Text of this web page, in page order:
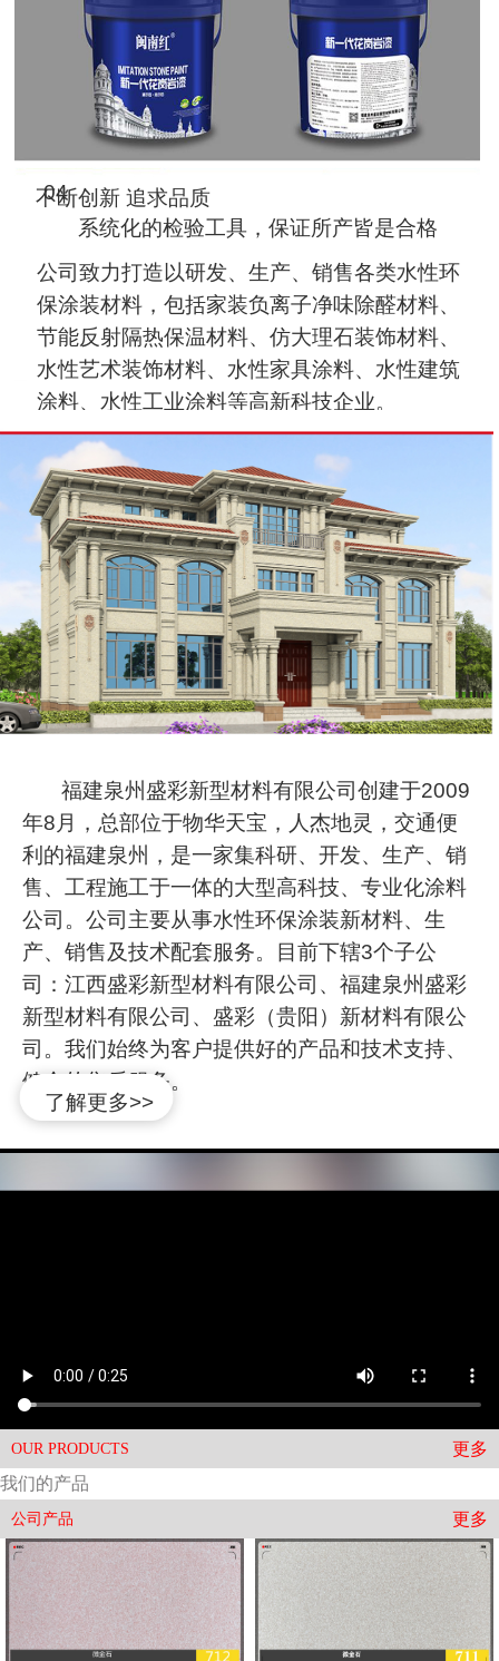
公司致力打造以研发、生产、销售各类水性环
保涂装材料，包括家装负离子净味除醛材料、
节能反射隔热保温材料、仿大理石装饰材料、
水性艺术装饰材料、水性家具涂料、水性建筑
涂料、水性工业涂料等高新科技企业。
系统化的检验工具，保证所产皆是合格
不断创新 追求品质
04
了解更多>>
福建泉州盛彩新型材料有限公司创建于2009
年8月，总部位于物华天宝，人杰地灵，交通便
利的福建泉州，是一家集科研、开发、生产、销
售、工程施工于一体的大型高科技、专业化涂料
公司。公司主要从事水性环保涂装新材料、生
产、销售及技术配套服务。目前下辖3个子公
司：江西盛彩新型材料有限公司、福建泉州盛彩
新型材料有限公司、盛彩（贵阳）新材料有限公
司。我们始终为客户提供好的产品和技术支持、
健全的售后服务。
OUR PRODUCTS
更多
我们的产品
公司产品 更多